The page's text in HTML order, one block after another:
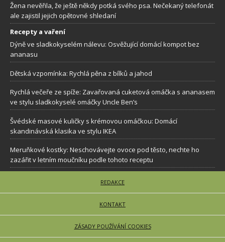
Žena nevěřila, že ještě někdy potká svého psa. Nečekaný telefonát
ale zajistil jejich opětovné shledaní
Recepty a vaření
Dýně ve sladkokyselém nálevu: Osvěžující domácí kompot bez
ananasu
Dětská vzpomínka: Rychlá pěna z bílků a jahod
Rychlá večeře ze spíže: Zavařovaná cuketová omáčka s ananasem
ve stylu sladkokyselé omáčky Uncle Ben’s
Švédské masové kuličky s krémovou omáčkou: Domácí
skandinávská klasika ve stylu IKEA
Meruňkové kostky: Neschovávejte ovoce pod těsto, nechte ho
zazářit v letním moučníku podle tohoto receptu
REDAKCE
KONTAKT
ZÁSADY POUŽÍVÁNÍ COOKIES